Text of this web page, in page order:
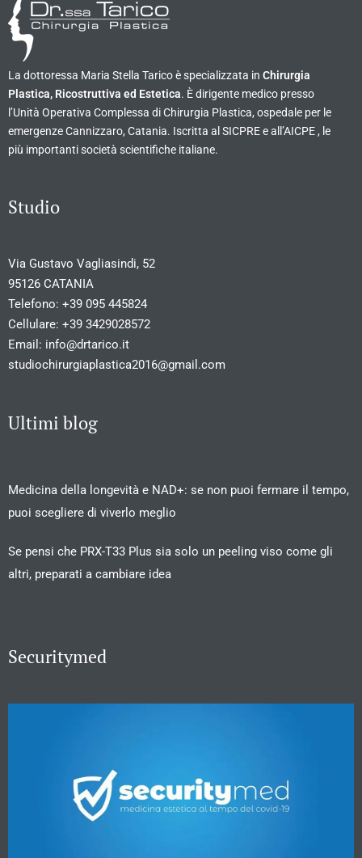
La dottoressa Maria Stella Tarico è specializzata in Chirurgia
Plastica, Ricostruttiva ed Estetica. È dirigente medico presso
l’Unità Operativa Complessa di Chirurgia Plastica, ospedale per le
emergenze Cannizzaro, Catania. Iscritta al SICPRE e all’AICPE , le
più importanti società scientifiche italiane.
Studio
Via Gustavo Vagliasindi, 52
95126 CATANIA
Telefono: +39 095 445824
Cellulare: +39 3429028572
Email: info@drtarico.it
studiochirurgiaplastica2016@gmail.com
Ultimi blog
Medicina della longevità e NAD+: se non puoi fermare il tempo,
puoi scegliere di viverlo meglio
Se pensi che PRX-T33 Plus sia solo un peeling viso come gli
altri, preparati a cambiare idea
Securitymed